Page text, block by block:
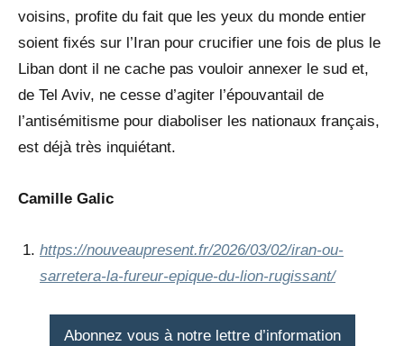
voisins, profite du fait que les yeux du monde entier
soient fixés sur l’Iran pour crucifier une fois de plus le
Liban dont il ne cache pas vouloir annexer le sud et,
de Tel Aviv, ne cesse d’agiter l’épouvantail de
l’antisémitisme pour diaboliser les nationaux français,
est déjà très inquiétant.
Camille Galic
https://nouveaupresent.fr/2026/03/02/iran-ou-
sarretera-la-fureur-epique-du-lion-rugissant/
Abonnez vous à notre lettre d’information